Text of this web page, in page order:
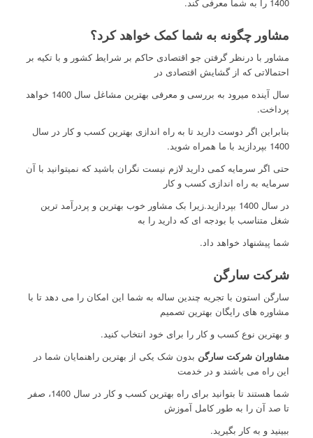
مشاور چگونه به شما کمک خواهد کرد؟
مشاور با درنظر گرفتن جو اقتصادی حاکم بر شرایط کشور و با تکیه بر
احتمالاتی که از گشایش اقتصادی در
سال آینده میرود به بررسی و معرفی بهترین مشاغل سال 1400 خواهد
پرداخت.
بنابراین اگر دوست دارید تا به راه اندازی بهترین کسب و کار در سال
1400 بپردازید با ما همراه شوید.
حتی اگر سرمایه کمی دارید لازم نیست نگران باشید که نمیتوانید با آن
سرمایه به راه اندازی کسب و کار
در سال 1400 بپردازید.زیرا بک مشاور خوب بهترین و پردرآمد ترین
شغل متناسب با بودجه ای که دارید را به
شما پیشنهاد خواهد داد.
شرکت سارگن
سارگن استون با تجریه چندین ساله به شما این امکان را می دهد تا با
مشاوره های رایگان بهترین تصمیم
و بهترین نوع کسب و کار را برای خود انتخاب کنید.
مشاوران شرکت سارگن بدون شک یکی از بهترین راهنمایان شما در
این راه می باشند و در خدمت
شما هستند تا بتوانید برای راه بهترین کسب و کار در سال 1400، صفر
تا صد آن را به طور کامل آموزش
ببینید و به کار بگیرید.